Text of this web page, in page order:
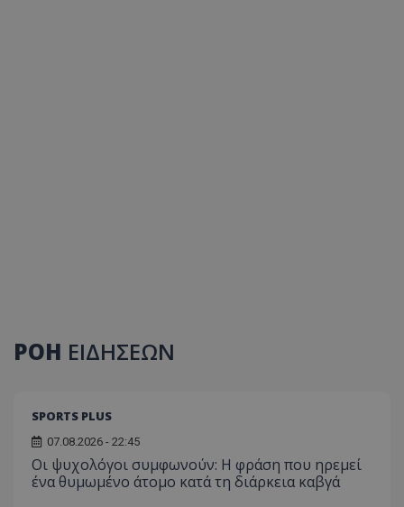
ΡΟΗ ΕΙΔΗΣΕΩΝ
SPORTS PLUS
07.08.2026 - 22:45
Οι ψυχολόγοι συμφωνούν: Η φράση που ηρεμεί
ένα θυμωμένο άτομο κατά τη διάρκεια καβγά